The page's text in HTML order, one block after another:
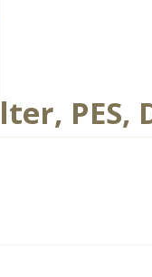
PES,